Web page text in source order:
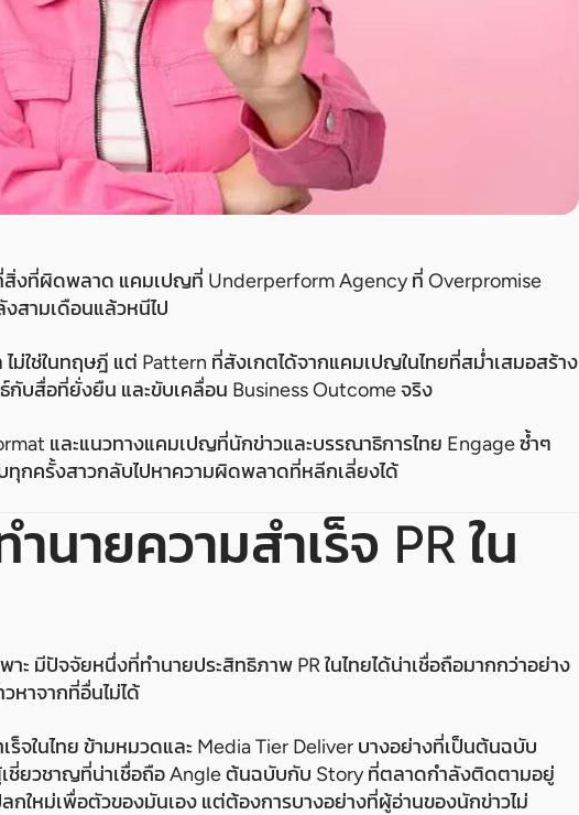
สิ่งที่ผิดพลาด แคมเปญที่ Underperform Agency ที่ Overpromise
สามเดือนแล้วหนีไป
ใช่ในทฤษฎี แต่ Pattern ที่สังเกตได้จากแคมเปญในไทยที่สม่ำเสมอสร้าง
กับสื่อที่ยั่งยืน และขับเคลื่อน Business Outcome จริง
และแนวทางแคมเปญที่นักข่าวและบรรณาธิการไทย Engage ซ้ำๆ
กครั้งสาวกลับไปหาความผิดพลาดที่หลีกเลี่ยงได้
นายความสำเร็จ PR ใน
ะ มีปัจจัยหนึ่งที่ทำนายประสิทธิภาพ PR ในไทยได้น่าเชื่อถือมากกว่าอย่าง
หาจากที่อื่นไม่ได้
ร็จในไทย ข้ามหมวดและ Media Tier Deliver บางอย่างที่เป็นต้นฉบับ
ยวชาญที่น่าเชื่อถือ Angle ต้นฉบับกับ Story ที่ตลาดกำลังติดตามอยู่
กใหม่เพื่อตัวของมันเอง แต่ต้องการบางอย่างที่ผู้อ่านของนักข่าวไม่